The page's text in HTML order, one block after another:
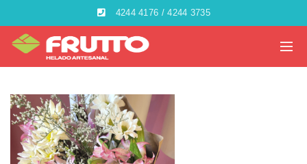
4244 4176 / 4244 3735